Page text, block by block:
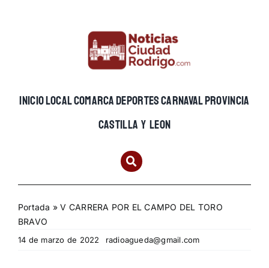
INICIOLOCALCOMARCADEPORTESCARNAVALPROVINCIA
CASTILLA Y LEON
Portada »V CARRERA POR EL CAMPO DEL TORO
BRAVO
14 de marzo de 2022 radioagueda@gmail.com